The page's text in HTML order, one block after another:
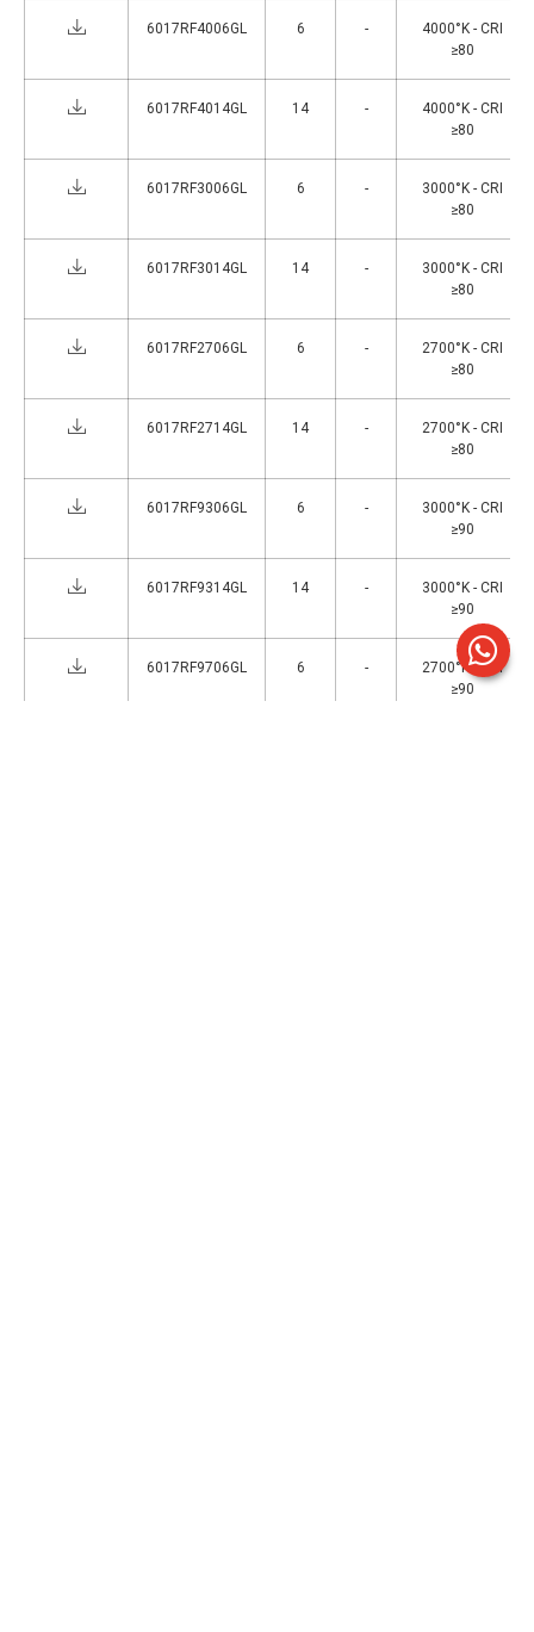
6017RF4006GL 6 -
4000°K - CRI
≥80
6017RF4014GL 14 -
4000°K - CRI
≥80
6017RF3006GL 6 -
3000°K - CRI
≥80
6017RF3014GL 14 -
3000°K - CRI
≥80
6017RF2706GL 6 -
2700°K - CRI
≥80
6017RF2714GL 14 -
2700°K - CRI
≥80
6017RF9306GL 6 -
3000°K - CRI
≥90
6017RF9314GL 14 -
3000°K - CRI
≥90
6017RF9706GL 6 -
2700°K - CRI
≥90